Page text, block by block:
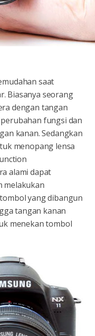
saat
Biasanya seorang
dengan tangan
fungsi dan
kanan. Sedangkan
menopang lensa
alami dapat
melakukan
yang dibangun
tangan kanan
menekan tombol